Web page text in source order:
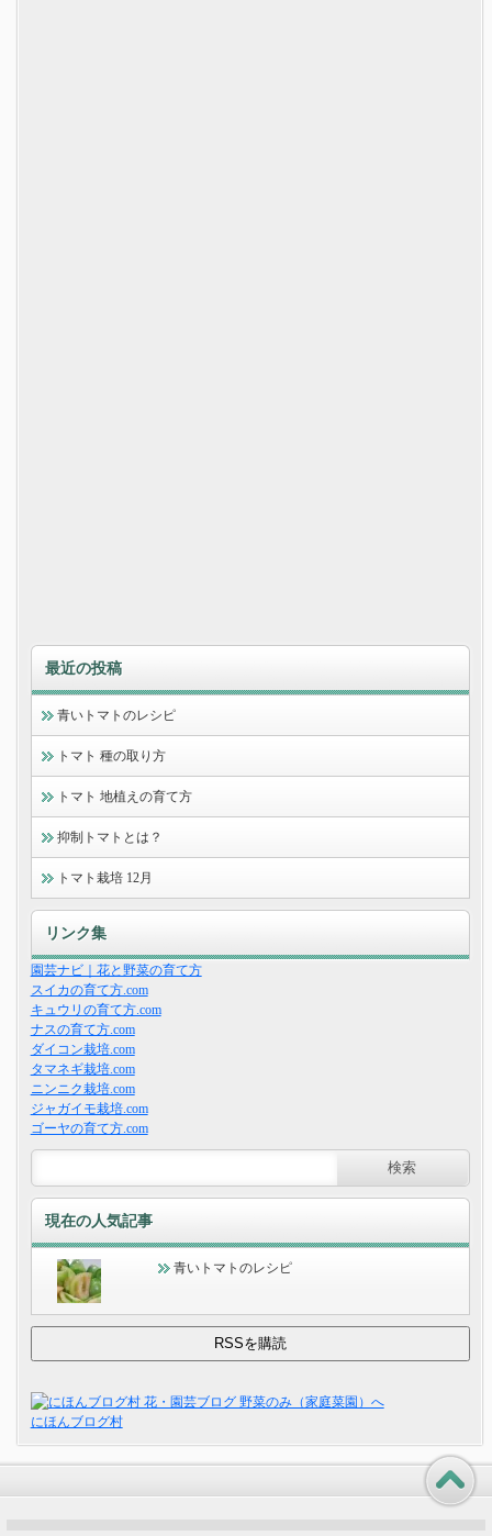
最近の投稿
青いトマトのレシピ
トマト 種の取り方
トマト 地植えの育て方
抑制トマトとは？
トマト栽培 12月
リンク集
園芸ナビ｜花と野菜の育て方
スイカの育て方.com
キュウリの育て方.com
ナスの育て方.com
ダイコン栽培.com
タマネギ栽培.com
ニンニク栽培.com
ジャガイモ栽培.com
ゴーヤの育て方.com
現在の人気記事
青いトマトのレシピ
にほんブログ村